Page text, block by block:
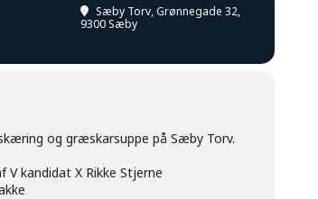
Sæby Torv, Grønnegade 32,
9300 Sæby
og græskarsuppe på Sæby Torv.
kandidat X Rikke Stjerne